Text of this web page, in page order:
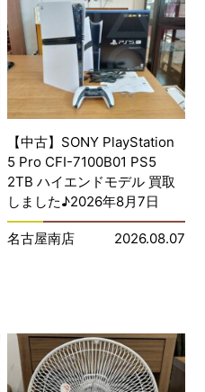
【中古】SONY PlayStation
5 Pro CFI-7100B01 PS5
2TB ハイエンドモデル 買取
しました♪2026年8月7日
名古屋南店 2026.08.07